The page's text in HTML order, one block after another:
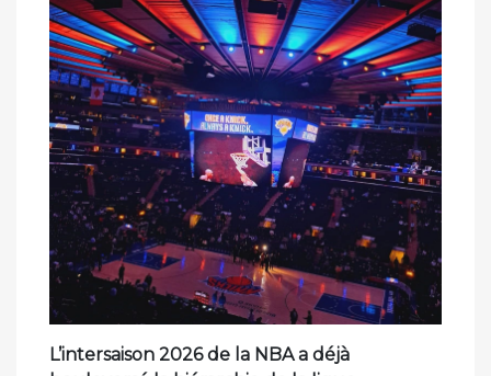
L’intersaison 2026 de la NBA a déjà